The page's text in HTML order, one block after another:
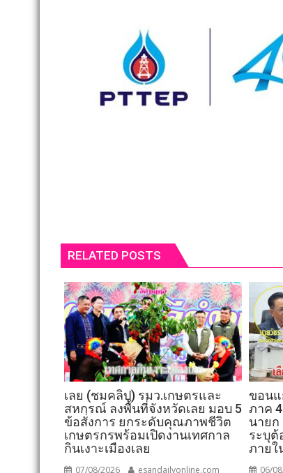
RELATED POSTS
เลย (ชมคลิป) รมว.เกษตรและ
สหกรณ์ ลงพื้นที่จังหวัดเลย มอบ 5
ข้อสั่งการ ยกระดับคุณภาพชีวิต
เกษตรกรพร้อมเปิดงานเทศกาล
กินเงาะเมืองเลย
07/08/2026 esandailyonline.com
ขอน
ภาค
นายก
ระบุต้
ภายใ
06/